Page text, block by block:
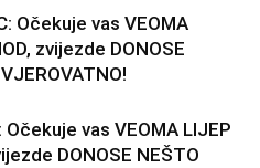
Očekuje vas VEOMA
zvijezde DONOSE
Očekuje vas VEOMA LIJEP
DONOSE NEŠTO